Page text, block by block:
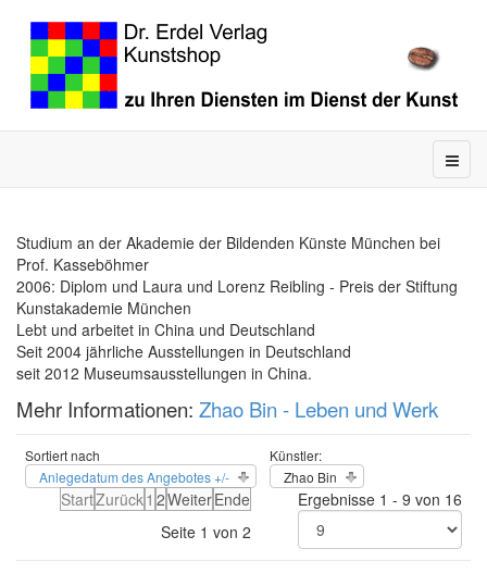
Studium an der Akademie der Bildenden Künste München bei
Prof. Kasseböhmer
2006: Diplom und Laura und Lorenz Reibling - Preis der Stiftung
Kunstakademie München
Lebt und arbeitet in China und Deutschland
Seit 2004 jährliche Ausstellungen in Deutschland
seit 2012 Museumsausstellungen in China.
Mehr Informationen: Zhao Bin - Leben und Werk
Sortiert nach
Anlegedatum des Angebotes +/-
Künstler:
Zhao Bin
StartZurück1 2WeiterEnde
Seite 1 von 2
Ergebnisse 1 - 9 von 16